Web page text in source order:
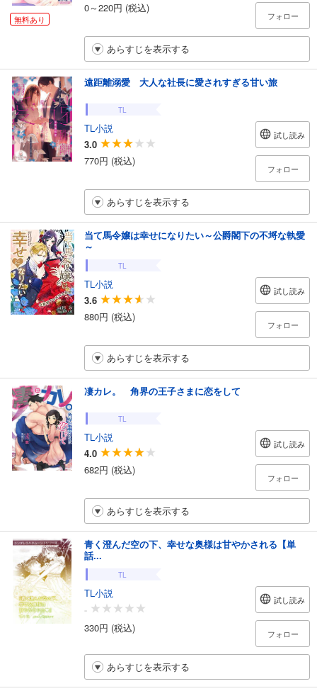
無料あり
0～220円 (税込)
フォロー
あらすじを表示する
遠距離溺愛 大人な社長に愛されすぎる甘い旅
TL
TL小説
3.0
770円 (税込)
試し読み
フォロー
あらすじを表示する
当て馬令嬢は幸せになりたい～公爵閣下の不埒な執愛
～
TL
TL小説
3.6
880円 (税込)
試し読み
フォロー
あらすじを表示する
凄カレ。 角界の王子さまに恋をして
TL
TL小説
4.0
682円 (税込)
試し読み
フォロー
あらすじを表示する
青く澄んだ空の下、幸せな奥様は甘やかされる【単
話...
TL
TL小説
-
330円 (税込)
試し読み
フォロー
あらすじを表示する